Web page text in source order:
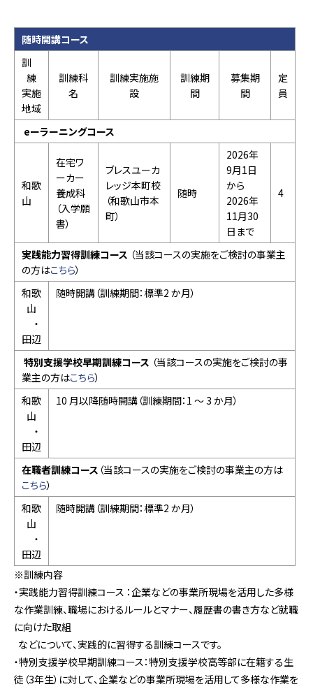
随時開講コース
訓
練
実施
地域
訓練科
名
訓練実施施
設
訓練期
間
募集期
間
定
員
eーラーニングコース
和歌
山
在宅ワ
ーカー
養成科
（入学願
書）
ブレスユーカ
レッジ本町校
（和歌山市本
町）
随時
2026年
9月1日
から
2026年
11月30
日まで
4
実践能力習得訓練コース （当該コースの実施をご検討の事業主
の方はこちら）
和歌
山
・
田辺
随時開講（訓練期間：標準2 か月）
特別支援学校早期訓練コース （当該コースの実施をご検討の事
業主の方はこちら）
和歌
山
・
田辺
10 月以降随時開講（訓練期間：1 ～ 3 か月）
在職者訓練コース （当該コースの実施をご検討の事業主の方は
こちら）
和歌
山
・
田辺
随時開講（訓練期間：標準2 か月）
※訓練内容
・実践能力習得訓練コース ：企業などの事業所現場を活用した多様
な作業訓練、職場におけるルールとマナー、履歴書の書き方など就職
に向けた取組
などについて、実践的に習得する訓練コースです。
・特別支援学校早期訓練コース：特別支援学校高等部に在籍する生
徒（3年生）に対して、企業などの事業所現場を活用して多様な作業を